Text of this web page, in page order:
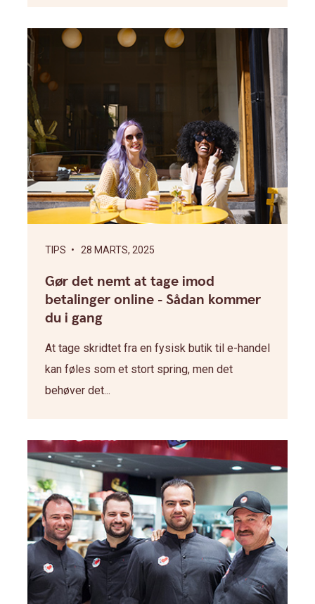
TIPS • 28 MARTS, 2025
Gør det nemt at tage imod
betalinger online - Sådan kommer
du i gang
At tage skridtet fra en fysisk butik til e-handel
kan føles som et stort spring, men det
behøver det...